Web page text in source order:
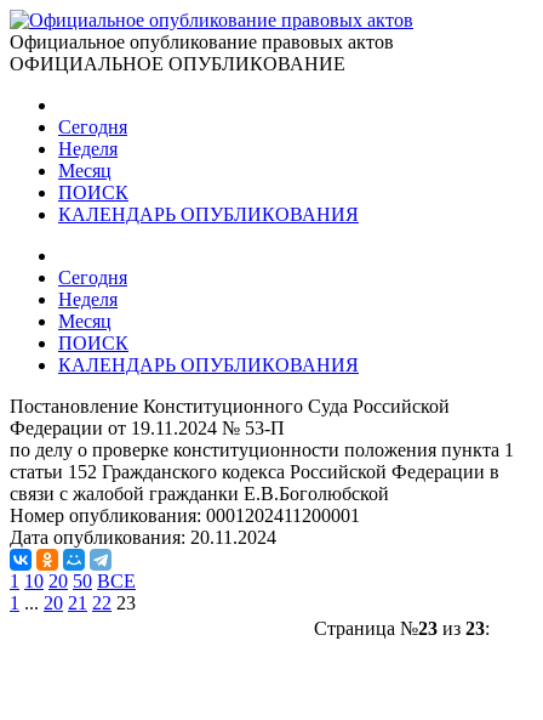
Официальное опубликование правовых актов
ОФИЦИАЛЬНОЕ ОПУБЛИКОВАНИЕ
Сегодня
Неделя
Месяц
ПОИСК
КАЛЕНДАРЬ ОПУБЛИКОВАНИЯ
Сегодня
Неделя
Месяц
ПОИСК
КАЛЕНДАРЬ ОПУБЛИКОВАНИЯ
Постановление Конституционного Суда Российской
Федерации от 19.11.2024 № 53-П
по делу о проверке конституционности положения пункта 1
статьи 152 Гражданского кодекса Российской Федерации в
связи с жалобой гражданки Е.В.Боголюбской
Номер опубликования: 0001202411200001
Дата опубликования: 20.11.2024
1 10 20 50 ВСЕ
1 ... 20 21 22 23
Страница №23из 23: